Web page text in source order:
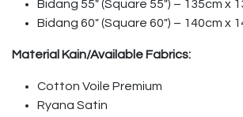
Bidang 55″ (Square 55″) – 135cm x
Bidang 60″ (Square 60″) – 140cm x
Material Kain/Available Fabrics:
Cotton Voile Premium
Ryana Satin